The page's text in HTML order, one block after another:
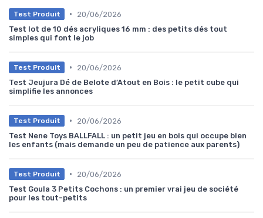
Test Produit •
20/06/2026
Test lot de 10 dés acryliques 16 mm : des petits dés tout
simples qui font le job
Test Produit •
20/06/2026
Test Jeujura Dé de Belote d’Atout en Bois : le petit cube qui
simplifie les annonces
Test Produit •
20/06/2026
Test Nene Toys BALLFALL : un petit jeu en bois qui occupe bien
les enfants (mais demande un peu de patience aux parents)
Test Produit •
20/06/2026
Test Goula 3 Petits Cochons : un premier vrai jeu de société
pour les tout-petits